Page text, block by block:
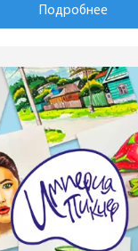
Подробнее